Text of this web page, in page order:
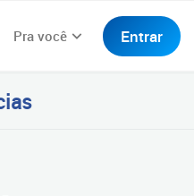
Pra você Entrar